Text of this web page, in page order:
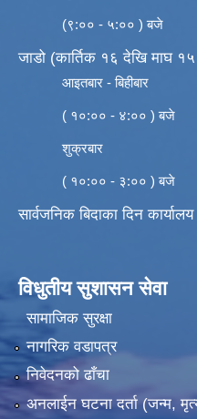
(९:०० - ५:०० ) बजे
जाडो (कार्तिक १६ देखि माघ
आइतबार - बिहीबार
( १०:०० - ४:०० ) बजे
शुक्रबार
( १०:०० - ३:०० ) बजे
सार्वजनिक बिदाका दिन
विधुतीय सुशासन सेवा
सामाजिक सुरक्षा
नागरिक वडापत्र
निवेदनको ढाँचा
अनलाईन घटना दर्ता (जन्म,